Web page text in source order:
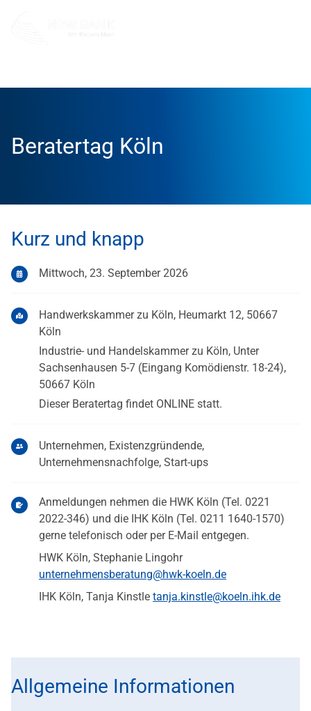
Beratertag Köln
Kurz und knapp
Mittwoch, 23. September 2026
Handwerkskammer zu Köln, Heumarkt 12, 50667
Köln
Industrie- und Handelskammer zu Köln, Unter
Sachsenhausen 5-7 (Eingang Komödienstr. 18-24),
50667 Köln
Dieser Beratertag findet ONLINE statt.
Unternehmen, Existenzgründende,
Unternehmensnachfolge, Start-ups
Anmeldungen nehmen die HWK Köln (Tel. 0221
2022-346) und die IHK Köln (Tel. 0211 1640-1570)
gerne telefonisch oder per E-Mail entgegen.
HWK Köln, Stephanie Lingohr
unternehmensberatung@hwk-koeln.de
IHK Köln, Tanja Kinstle tanja.kinstle@koeln.ihk.de
Allgemeine Informationen